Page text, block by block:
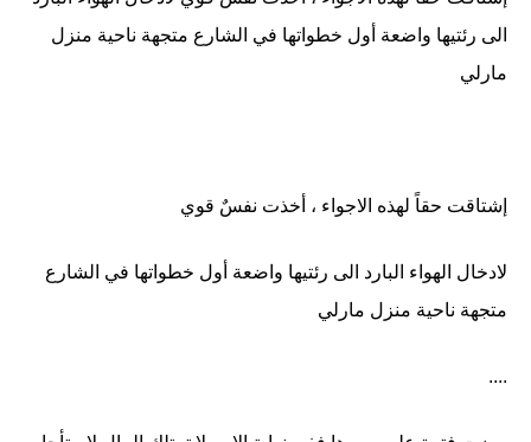
الى رئتيها واضعة أول خطواتها في الشارع متجهة ناحية منزل
مارلي
إشتاقت حقاً لهذه الاجواء ، أخذت نفسٌ قوي
لادخال الهواء البارد الى رئتيها واضعة أول خطواتها في الشارع
متجهة ناحية منزل مارلي
....